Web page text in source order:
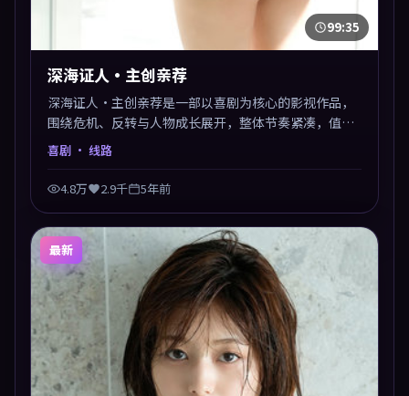
99:35
深海证人·主创亲荐
深海证人·主创亲荐是一部以喜剧为核心的影视作品，
围绕危机、反转与人物成长展开，整体节奏紧凑，值得
推荐观看。
喜剧 · 线路
4.8万 2.9千 5年前
最新